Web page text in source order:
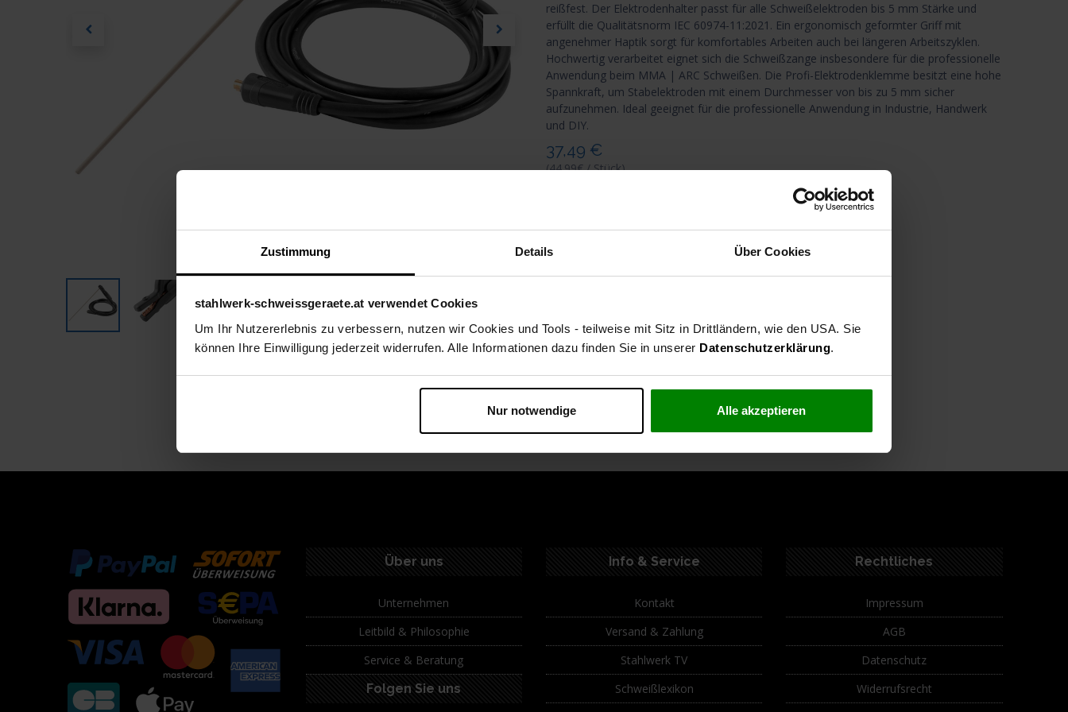
Zustimmung Details Über Cookies
stahlwerk-schweissgeraete.at verwendet Cookies
Um Ihr Nutzererlebnis zu verbessern, nutzen wir Cookies und Tools - teilweise mit Sitz in Drittländern, wie den USA. Sie
können Ihre Einwilligung jederzeit widerrufen. Alle Informationen dazu finden Sie in unserer Datenschutzerklärung.
Nur notwendige Alle akzeptieren
reißfest. Der Elektrodenhalter passt für alle Schweißelektroden bis 5 mm Stärke und
erfüllt die Qualitätsnorm IEC 60974-11:2021. Ein ergonomisch geformter Griff mit
angenehmer Haptik sorgt für komfortables Arbeiten auch bei längeren Arbeitszyklen.
Hochwertig verarbeitet eignet sich die Schweißzange insbesondere für die professionelle
Anwendung beim MMA | ARC Schweißen. Die Profi-Elektrodenklemme besitzt eine hohe
Spannkraft, um Stabelektroden mit einem Durchmesser von bis zu 5 mm sicher
aufzunehmen. Ideal geeignet für die professionelle Anwendung in Industrie, Handwerk
und DIY.
37,49 €
(44.99€ / Stück)
in den Warenkorb
auf die Wunschliste Teilen
Versand: 6-8 Werktage
Spezifikationen Technische Daten Lieferumfang
Über uns
Unternehmen
Leitbild & Philosophie
Service & Beratung
Folgen Sie uns
Info & Service
Kontakt
Versand & Zahlung
Stahlwerk TV
Schweißlexikon
Rechtliches
Impressum
AGB
Datenschutz
Widerrufsrecht